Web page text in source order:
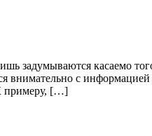
задумываются касаемо
с
К примеру, […]